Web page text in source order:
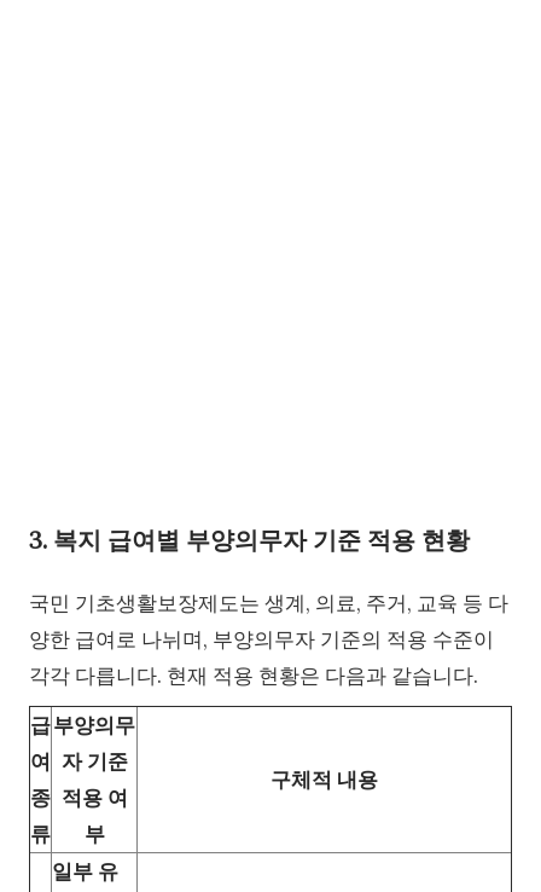
3. 복지 급여별 부양의무자 기준 적용 현황
국민 기초생활보장제도는 생계, 의료, 주거, 교육 등 다
양한 급여로 나뉘며, 부양의무자 기준의 적용 수준이
각각 다릅니다. 현재 적용 현황은 다음과 같습니다.
급
여
종
류
부양의무
자 기준
적용 여
부
구체적 내용
일부 유